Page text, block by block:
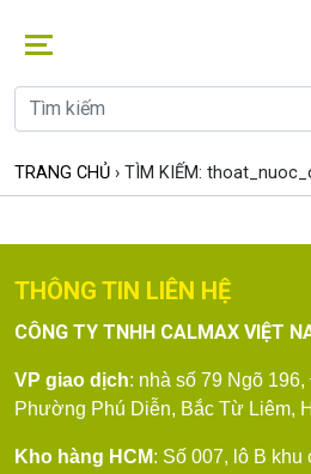
TRANG CHỦ › TÌM KIẾM:
THÔNG TIN LIÊN HỆ
CÔNG TY TNHH CALMAX VIỆT
VP giao dịch: nhà số 79 Ngõ
Phường Phú Diễn, Bắc Từ Liêm,
Kho hàng HCM: Số 007, lô B